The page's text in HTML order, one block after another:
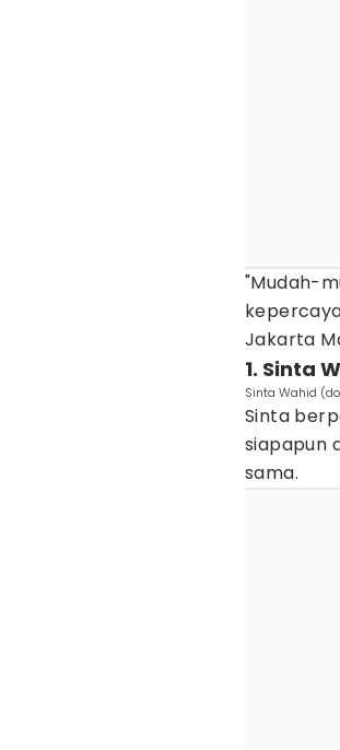
"Mudah-
Jakarta
1. Sinta
Sinta Wahid
Sinta
siapapun
sama.